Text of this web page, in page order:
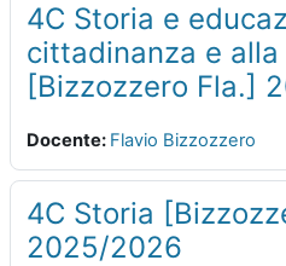
4C Storia e
cittadinanza e
[Bizzozzero Fla.]
Docente: Flavio Bizzozzero
4C Storia
2025/2026